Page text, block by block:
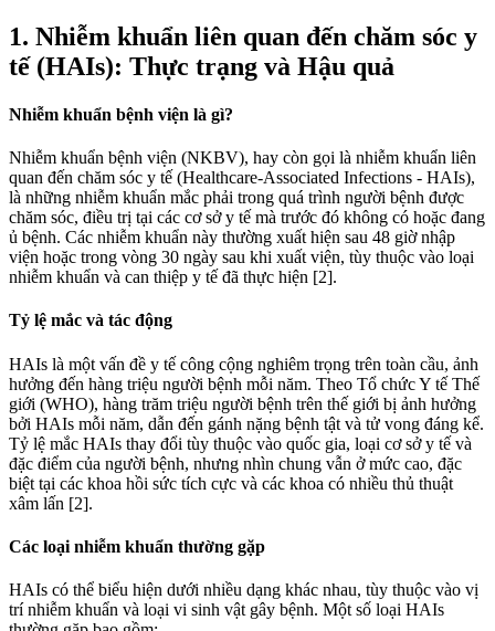
1. Nhiễm khuẩn liên quan đến chăm sóc y
tế (HAIs): Thực trạng và Hậu quả
Nhiễm khuẩn bệnh viện là gì?
Nhiễm khuẩn bệnh viện (NKBV), hay còn gọi là nhiễm khuẩn liên
quan đến chăm sóc y tế (Healthcare-Associated Infections - HAIs),
là những nhiễm khuẩn mắc phải trong quá trình người bệnh được
chăm sóc, điều trị tại các cơ sở y tế mà trước đó không có hoặc đang
ủ bệnh. Các nhiễm khuẩn này thường xuất hiện sau 48 giờ nhập
viện hoặc trong vòng 30 ngày sau khi xuất viện, tùy thuộc vào loại
nhiễm khuẩn và can thiệp y tế đã thực hiện [2].
Tỷ lệ mắc và tác động
HAIs là một vấn đề y tế công cộng nghiêm trọng trên toàn cầu, ảnh
hưởng đến hàng triệu người bệnh mỗi năm. Theo Tổ chức Y tế Thế
giới (WHO), hàng trăm triệu người bệnh trên thế giới bị ảnh hưởng
bởi HAIs mỗi năm, dẫn đến gánh nặng bệnh tật và tử vong đáng kể.
Tỷ lệ mắc HAIs thay đổi tùy thuộc vào quốc gia, loại cơ sở y tế và
đặc điểm của người bệnh, nhưng nhìn chung vẫn ở mức cao, đặc
biệt tại các khoa hồi sức tích cực và các khoa có nhiều thủ thuật
xâm lấn [2].
Các loại nhiễm khuẩn thường gặp
HAIs có thể biểu hiện dưới nhiều dạng khác nhau, tùy thuộc vào vị
trí nhiễm khuẩn và loại vi sinh vật gây bệnh. Một số loại HAIs